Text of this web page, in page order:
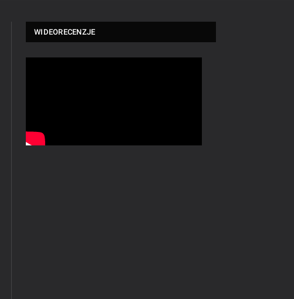
WIDEORECENZJE